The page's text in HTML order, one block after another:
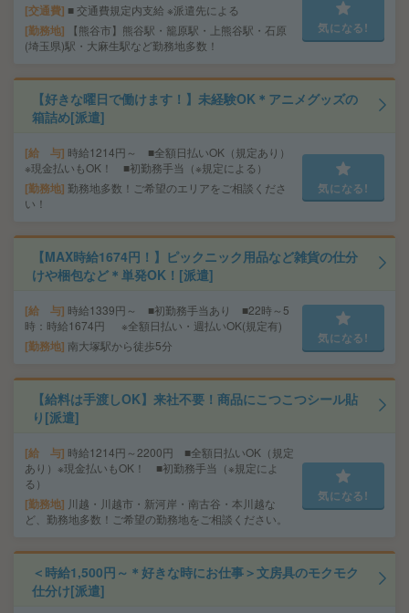
交通費 ■ 交通費規定内支給 ※派遣先による
勤務地
【熊谷市】熊谷駅・籠原駅・上熊谷駅・石原
(埼玉県)駅・大麻生駅など勤務地多数！
気になる!
【好きな曜日で働けます！】未経験OK＊アニメグッズの
箱詰め[派遣]
給 与 時給1214円～ ■全額日払いOK（規定あり）
※現金払いもOK！ ■初勤務手当（※規定による）
勤務地 勤務地多数！ご希望のエリアをご相談くださ
い！
気になる!
【MAX時給1674円！】ピックニック用品など雑貨の仕分
けや梱包など＊単発OK！[派遣]
給 与 時給1339円～ ■初勤務手当あり ■22時～5
時：時給1674円 ※全額日払い・週払いOK(規定有)
勤務地 南大塚駅から徒歩5分 気になる!
【給料は手渡しOK】来社不要！商品にこつこつシール貼
り[派遣]
給 与 時給1214円～2200円 ■全額日払いOK（規定
あり）※現金払いもOK！ ■初勤務手当（※規定によ
る）
勤務地 川越・川越市・新河岸・南古谷・本川越な
ど、勤務地多数！ご希望の勤務地をご相談ください。
気になる!
＜時給1,500円～＊好きな時にお仕事＞文房具のモクモク
仕分け[派遣]